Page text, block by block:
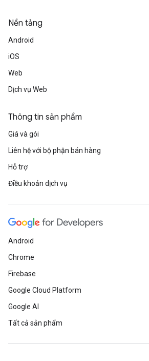
Nền tảng
Android
iOS
Web
Dịch vụ Web
Thông tin sản phẩm
Giá và gói
Liên hệ với bộ phận bán hàng
Hỗ trợ
Điều khoản dịch vụ
Android
Chrome
Firebase
Google Cloud Platform
Google AI
Tất cả sản phẩm